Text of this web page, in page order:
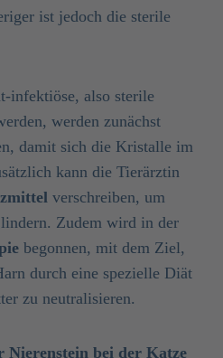
ist jedoch die sterile
infektiöse, also sterile
werden zunächst
damit sich die Kristalle im
kann die Tierärztin
verschreiben, um
Zudem wird in der
begonnen, mit dem Ziel,
durch eine spezielle Diät
zu neutralisieren.
Nierenstein bei der Katze